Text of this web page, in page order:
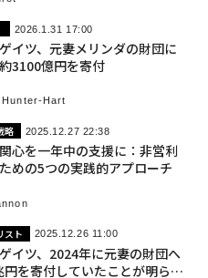
2026.1.31 17:00
イツ、元妻メリンダの財団に
3100億円を寄付
Hunter-Hart
略 2025.12.27 22:38
心を一年中の支援に：非営利
めの5つの実践的アプローチ
スト 2025.12.26 11:00
イツ、2024年に元妻の財団へ
円を寄付していたことが明らか